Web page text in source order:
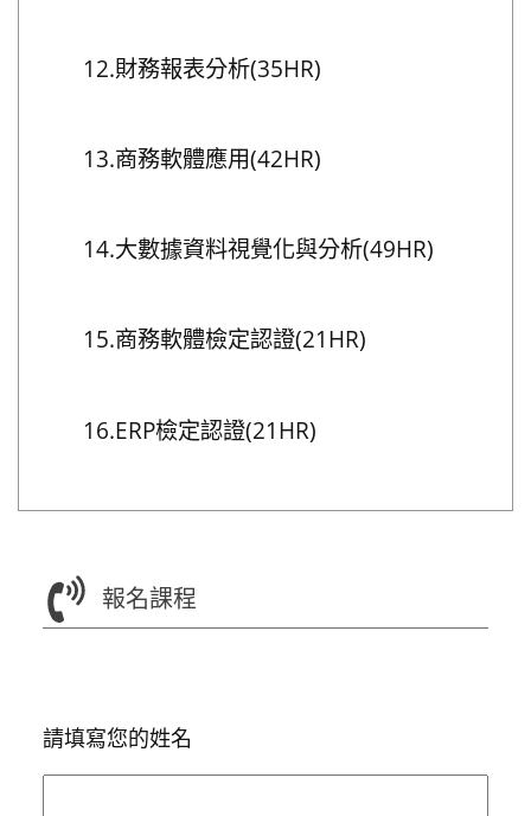
12.財務報表分析(35HR)
13.商務軟體應用(42HR)
14.大數據資料視覺化與分析(49HR)
15.商務軟體檢定認證(21HR)
16.ERP檢定認證(21HR)
報名課程
請填寫您的姓名